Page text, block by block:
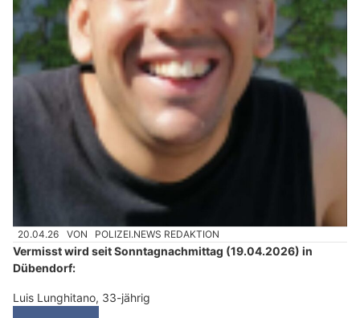
20.04.26 VON POLIZEI.NEWS REDAKTION
Vermisst wird seit Sonntagnachmittag (19.04.2026) in
Dübendorf:
Luis Lunghitano, 33-jährig